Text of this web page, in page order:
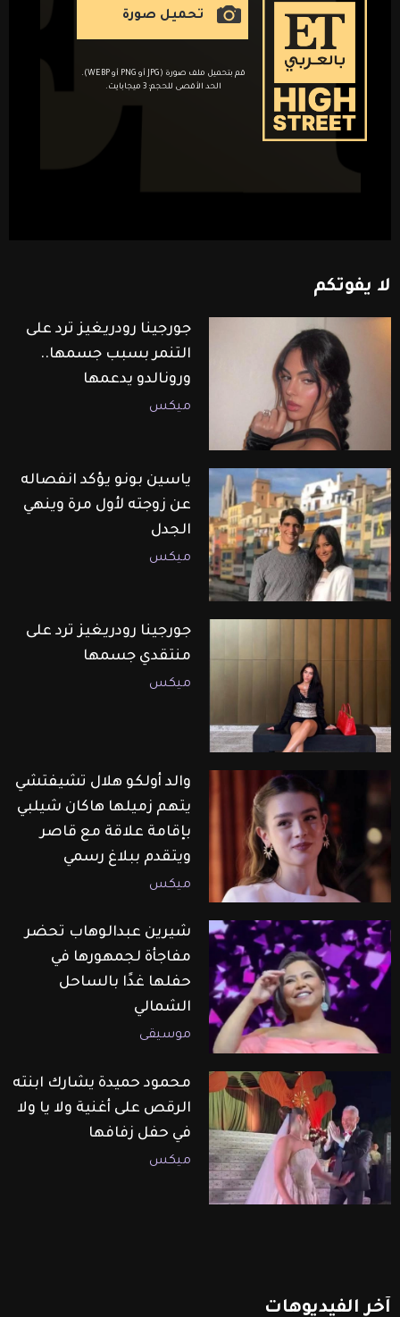
تحميل صورة
قم بتحميل ملف صورة (JPG أو PNG أو WEBP).
الحد الأقصى للحجم: 3 ميجابايت.
لا يفوتكم
جورجينا رودريغيز ترد على
التنمر بسبب جسمها..
ورونالدو يدعمها
ميكس
ياسين بونو يؤكد انفصاله
عن زوجته لأول مرة وينهي
الجدل
ميكس
جورجينا رودريغيز ترد على
منتقدي جسمها
ميكس
والد أولكو هلال تشيفتشي
يتهم زميلها هاكان شيلبي
بإقامة علاقة مع قاصر
ويتقدم ببلاغ رسمي
ميكس
شيرين عبدالوهاب تحضر
مفاجأة لجمهورها في
حفلها غدًا بالساحل
الشمالي
موسيقى
محمود حميدة يشارك ابنته
الرقص على أغنية ولا يا ولا
في حفل زفافها
ميكس
آخر الفيديوهات